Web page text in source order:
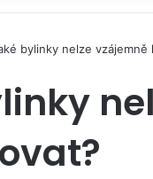
bylinky nelze vzájemně